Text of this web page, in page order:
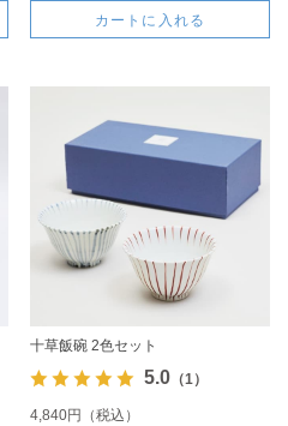
カートに入れる
十草飯碗 2色セット
5.0（1）
4,840円（税込）